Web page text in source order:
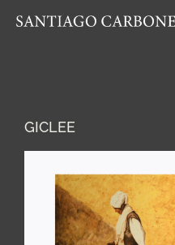
GICLEE